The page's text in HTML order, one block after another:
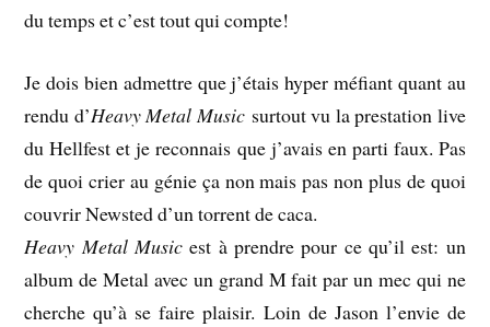
du temps et c’est tout qui compte!
Je dois bien admettre que j’étais hyper méfiant quant au
rendu d’Heavy Metal Musicsurtout vu la prestation live
du Hellfest et je reconnais que j’avais en parti faux. Pas
de quoi crier au génie ça non mais pas non plus de quoi
couvrir Newsted d’un torrent de caca.
Heavy Metal Musicest à prendre pour ce qu’il est: un
album de Metal avec un grand M fait par un mec qui ne
cherche qu’à se faire plaisir. Loin de Jason l’envie de